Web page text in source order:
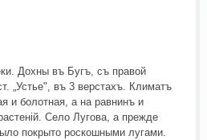
Дохны въ Бугъ, съ правой
„Устье", въ 3 верстахъ. Климатъ
и болотная, а на равнинъ и
Село Лугова, а прежде
покрыто роскошными лугами.